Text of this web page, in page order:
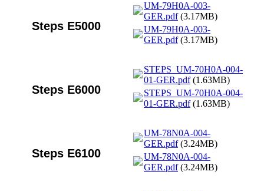
Steps E5000
UM-79H0A-003-
GER.pdf(3.17MB)
UM-79H0A-003-
GER.pdf(3.17MB)
Steps E6000
STEPS_UM-70H0A-004-
01-GER.pdf(1.63MB)
STEPS_UM-70H0A-004-
01-GER.pdf(1.63MB)
Steps E6100
UM-78N0A-004-
GER.pdf(3.24MB)
UM-78N0A-004-
GER.pdf(3.24MB)